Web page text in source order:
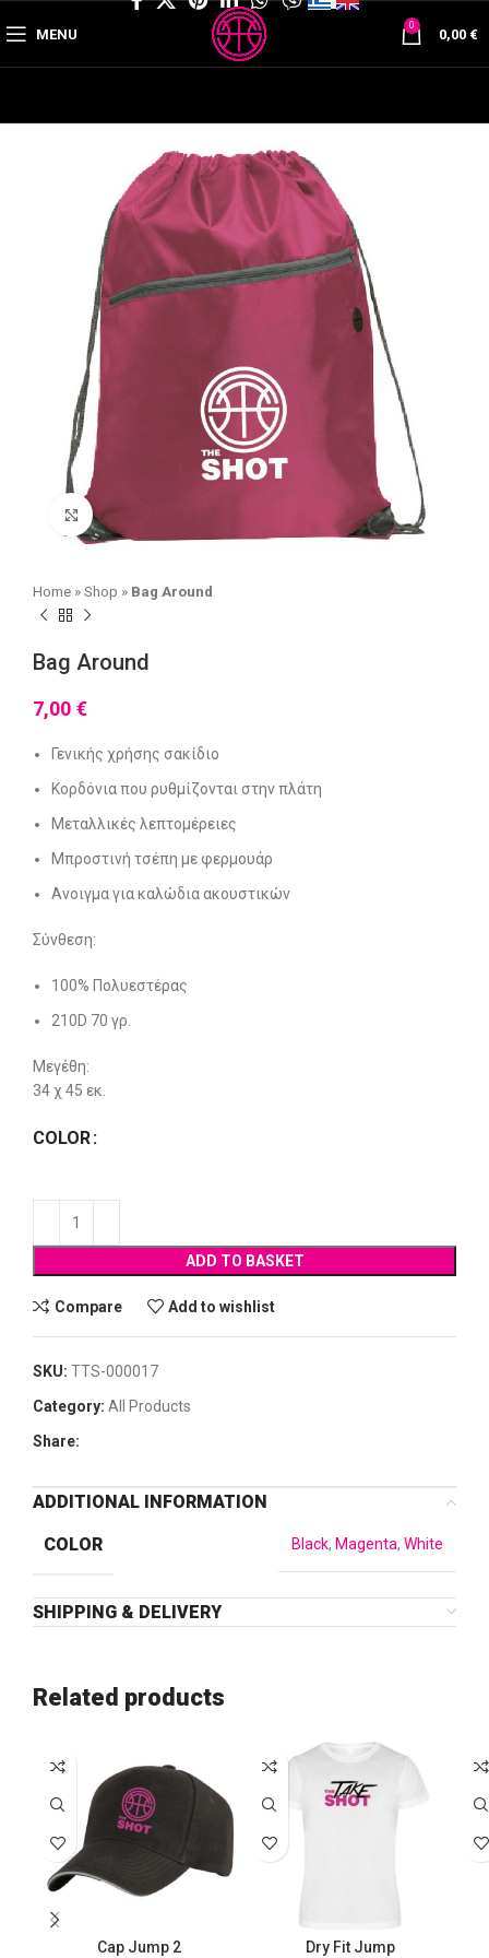
MENU
0
0,00 €
Click to enlarge
Home » Shop » Bag Around
Bag Around
7,00 €
Γενικής χρήσης σακίδιο
Κορδόνια που ρυθμίζονται στην πλάτη
Μεταλλικές λεπτομέρειες
Μπροστινή τσέπη με φερμουάρ
Ανοιγμα για καλώδια ακουστικών
Σύνθεση:
100% Πολυεστέρας
210D 70 γρ.
Μεγέθη:
34 χ 45 εκ.
COLOR
ADD TO BASKET
Compare Add to wishlist
SKU: TTS-000017
Category: All Products
Share:
ADDITIONAL INFORMATION
COLOR Black, Magenta, White
SHIPPING & DELIVERY
Related products
Cap Jump 2 Dry Fit Jump